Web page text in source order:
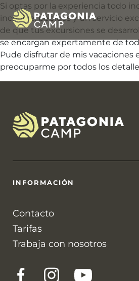
Si optas por la experiencia todo
increíble, bebidas y un servicio
de que tus excursiones se
se encargan expertamente de
Pude disfrutar de mis vacaciones
preocuparme por todos los
INFORMACIÓN
Contacto
Tarifas
Trabaja con nosotros